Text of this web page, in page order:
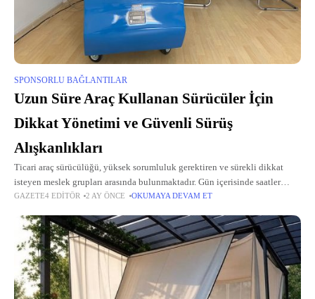
SPONSORLU BAĞLANTILAR
Uzun Süre Araç Kullanan Sürücüler İçin
Dikkat Yönetimi ve Güvenli Sürüş
Alışkanlıkları
Ticari araç sürücülüğü, yüksek sorumluluk gerektiren ve sürekli dikkat
isteyen meslek grupları arasında bulunmaktadır. Gün içerisinde saatler
boyunca direksiyon başında kalan sürücüler, şehir içi yoğun trafik, uzun
GAZETE4 EDITÖR 2 AY ÖNCE OKUMAYA DEVAM ET